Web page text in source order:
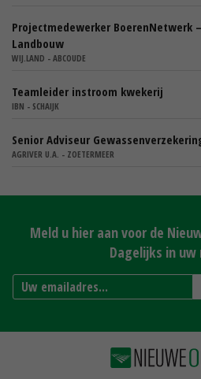
Projectmedewerker BoerenNetwerk
Landbouw
WIJ.LAND - ABCOUDE
Teamleider instroom kwekerij
IBN - SCHAIJK
Senior Adviseur
AGRIVER U.A. - ZOETERMEER
Meld u hier aan voor de
Dagelijks in uw